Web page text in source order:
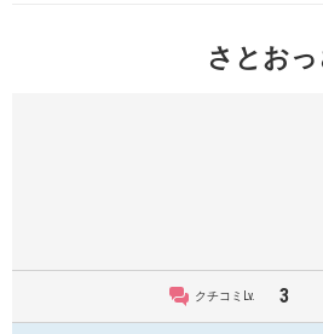
さとお
クチコミLv. 3